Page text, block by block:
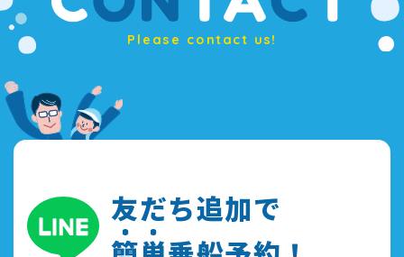
Please contact us!
友だち追加で